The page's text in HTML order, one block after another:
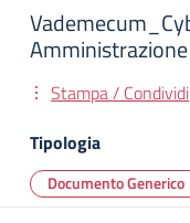
Amministrazione
Stampa / Condividi
Tipologia
Documento Generico